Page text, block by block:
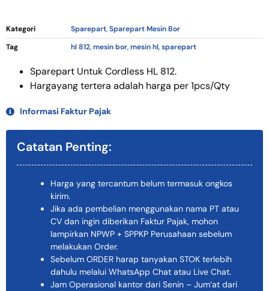
Kategori Sparepart,Sparepart Mesin Bor
Tag
hl 812,mesin bor,mesin hl,sparepart
Sparepart Untuk Cordless HL 812.
Hargayang tertera adalah harga per 1pcs/Qty
Informasi Faktur Pajak
Catatan Penting:
Harga yang tercantum belum termasuk ongkos
kirim.
Jika ada pembelian menggunakan nama PT atau
CV dan ingin diberikan Faktur Pajak, mohon
lampirkan NPWP + SPPKP Perusahaan sebelum
melakukan Order.
Sebelum ORDER harap tanyakan STOK terlebih
dahulu melalui WhatsApp Chat atau Live Chat.
Jam Operasional kantor dari Senin – Jum’at dari